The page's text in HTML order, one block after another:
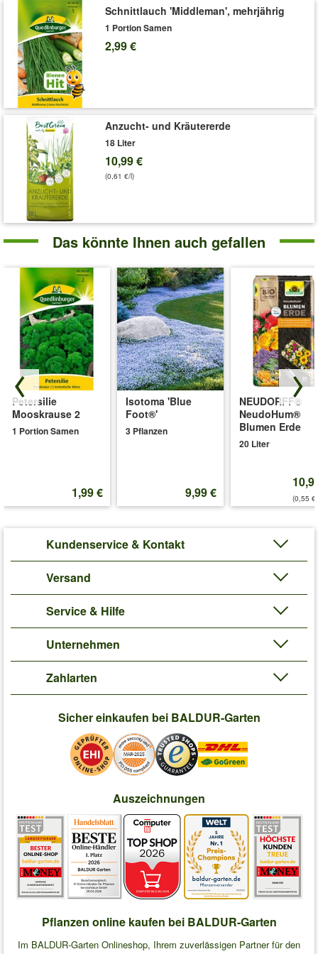
Schnittlauch 'Middleman', mehrjährig
1 Portion Samen
2,99 €
Anzucht- und Kräutererde
18 Liter
10,99 €
(0,61 €/l)
Das könnte Ihnen auch gefallen
Petersilie
Mooskrause 2
1 Portion Samen
1,99 €
Isotoma 'Blue
Foot®'
3 Pflanzen
9,99 €
NEUDORFF®
NeudoHum®
Blumen Erde
20 Liter
(0,55
Kundenservice & Kontakt
Versand
Service & Hilfe
Unternehmen
Zahlarten
Sicher einkaufen bei BALDUR-Garten
Auszeichnungen
Pflanzen online kaufen bei BALDUR-Garten
Im BALDUR-Garten Onlineshop, Ihrem zuverlässigen Partner für den